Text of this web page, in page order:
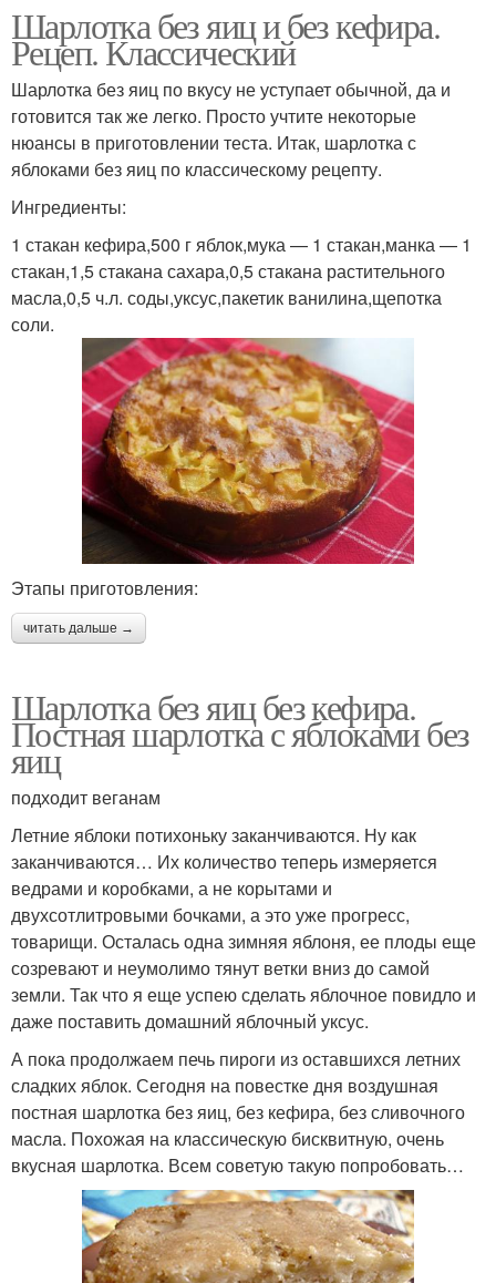
Шарлотка без яиц и без кефира.
Рецеп. Классический
Шарлотка без яиц по вкусу не уступает обычной, да и
готовится так же легко. Просто учтите некоторые
нюансы в приготовлении теста. Итак, шарлотка с
яблоками без яиц по классическому рецепту.
Ингредиенты:
1 стакан кефира,500 г яблок,мука — 1 стакан,манка — 1
стакан,1,5 стакана сахара,0,5 стакана растительного
масла,0,5 ч.л. соды,уксус,пакетик ванилина,щепотка
соли.
Этапы приготовления:
читать дальше →
Шарлотка без яиц без кефира.
Постная шарлотка с яблоками без
яиц
подходит веганам
Летние яблоки потихоньку заканчиваются. Ну как
заканчиваются… Их количество теперь измеряется
ведрами и коробками, а не корытами и
двухсотлитровыми бочками, а это уже прогресс,
товарищи. Осталась одна зимняя яблоня, ее плоды еще
созревают и неумолимо тянут ветки вниз до самой
земли. Так что я еще успею сделать яблочное повидло и
даже поставить домашний яблочный уксус.
А пока продолжаем печь пироги из оставшихся летних
сладких яблок. Сегодня на повестке дня воздушная
постная шарлотка без яиц, без кефира, без сливочного
масла. Похожая на классическую бисквитную, очень
вкусная шарлотка. Всем советую такую попробовать…